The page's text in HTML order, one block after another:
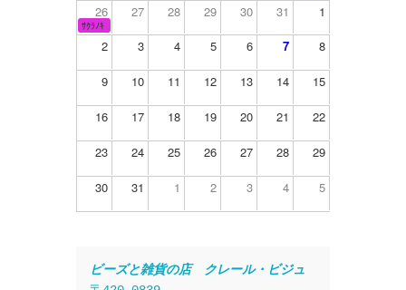
26 27 28 29 30 31 1
ｻｸﾗﾉｷ
2 3 4 5 6 7 8
9 10 11 12 13 14 15
16 17 18 19 20 21 22
23 24 25 26 27 28 29
30 31 1 2 3 4 5
ビーズと雑貨の店　クレール・ビジュ